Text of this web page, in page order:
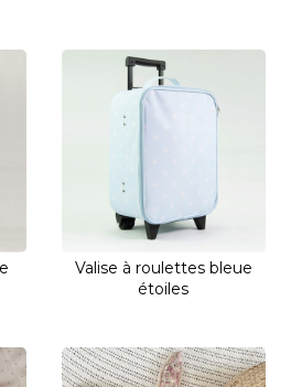
Valise à roulettes bleue
étoiles